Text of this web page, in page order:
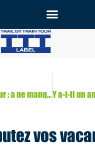
Au-delà du mur : a ne manquer sous aucun prétexte!
vos